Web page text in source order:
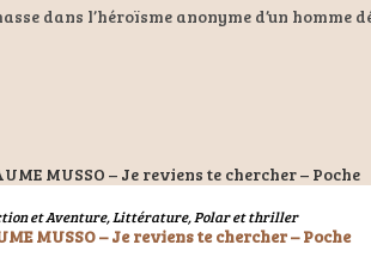
dans l’héroïsme anonyme d’un homme
LIRE LA SUITE
et Aventure,Littérature,Polar et thriller
MUSSO – Je reviens te chercher – Poche